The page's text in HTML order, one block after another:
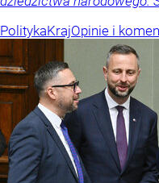
PolitykaKrajOpinie i